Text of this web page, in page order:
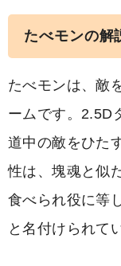
たべモンの解
たべモンは、敵
ームです。2.5D
道中の敵をひた
性は、塊魂と似
食べられ役に等
と名付けられて